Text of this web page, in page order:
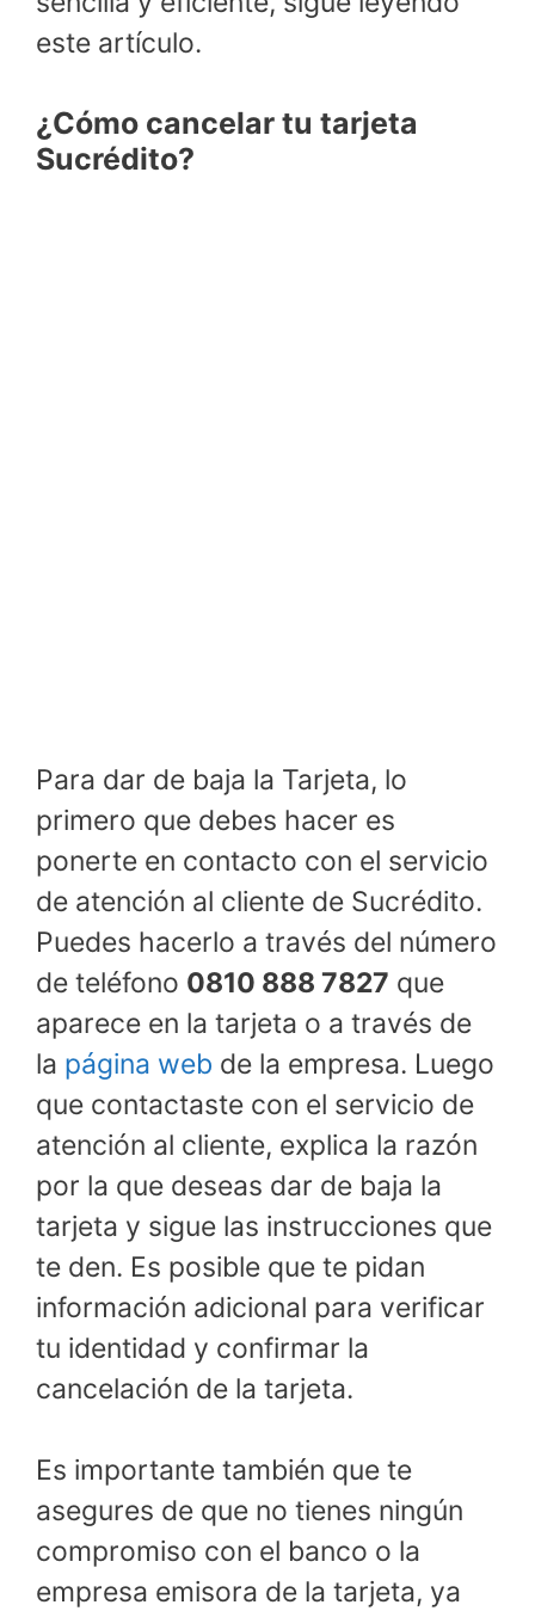
este artículo.
¿Cómo cancelar tu tarjeta
Sucrédito?
Para dar de baja la Tarjeta, lo
primero que debes hacer es
ponerte en contacto con el servicio
de atención al cliente de Sucrédito.
Puedes hacerlo a través del número
de teléfono 0810 888 7827 que
aparece en la tarjeta o a través de
la página web de la empresa. Luego
que contactaste con el servicio de
atención al cliente, explica la razón
por la que deseas dar de baja la
tarjeta y sigue las instrucciones que
te den. Es posible que te pidan
información adicional para verificar
tu identidad y confirmar la
cancelación de la tarjeta.
Es importante también que te
asegures de que no tienes ningún
compromiso con el banco o la
empresa emisora de la tarjeta, ya